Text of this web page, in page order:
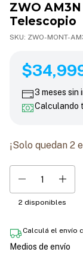
ZWO
Telescopio
SKU: ZWO-MONT-
3 meses sin
Calculando
¡Solo quedan 2
2 disponibles
Calculá el envío
Entregas para el CP:
Medios de envío